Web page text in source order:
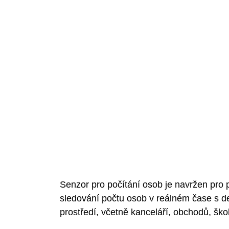
Senzor pro počítání osob je navržen pro
sledování počtu osob v reálném čase s
prostředí, včetně kanceláří, obchodů, škol